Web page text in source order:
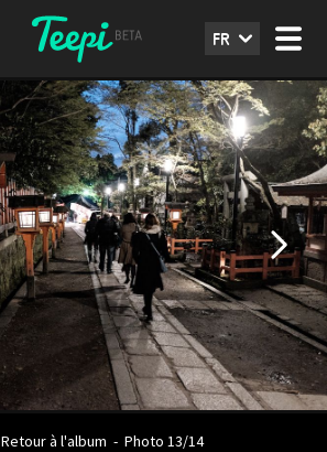
FR
Retour à l'album - Photo 13/14